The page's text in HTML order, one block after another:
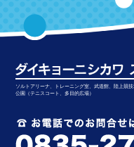
ソルトアリーナ、トレーニング室、武道館、陸上競
公園（テニスコート、多目的広場）